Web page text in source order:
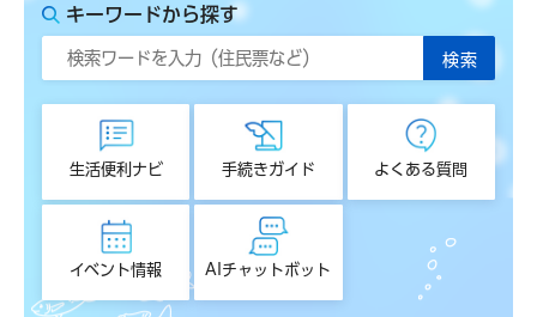
キーワードから探す
生活便利ナビ 手続きガイド よくある質問
イベント情報 AIチャットボット